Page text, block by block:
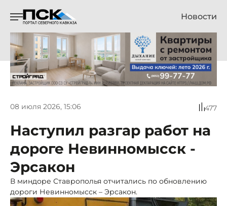
Новости
08 июля 2026, 15:06 477
Наступил разгар работ на
дороге Невинномысск -
Эрсакон
В миндоре Ставрополья отчитались по обновлению
дороги Невинномысск – Эрсакон.